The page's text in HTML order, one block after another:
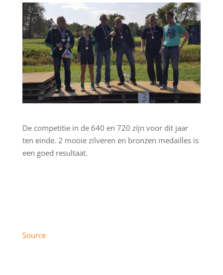
De competitie in de 640 en 720 zijn voor dit jaar
ten einde. 2 mooie zilveren en bronzen medailles is
een goed resultaat.
Source